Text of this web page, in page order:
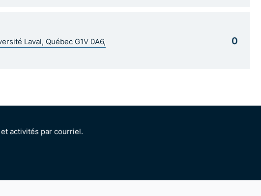
Laval, Québec G1V 0A6,
0
activités par courriel.